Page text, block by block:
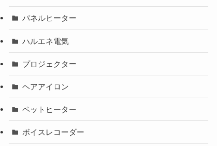
パネルヒーター
ハルエネ電気
プロジェクター
ヘアアイロン
ペットヒーター
ボイスレコーダー